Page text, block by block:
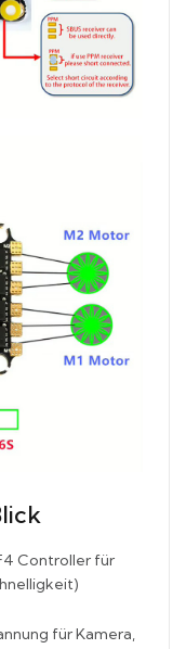
Controller für
für Kamera,